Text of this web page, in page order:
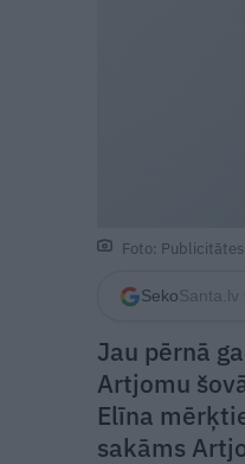
Foto:
Seko Santa.lv
Jau pērnā
Artjomu
Elīna
sakāms